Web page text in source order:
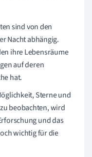
sind von den
Nacht abhängig.
ihre Lebensräume
auf deren
hat.
Sterne und
beobachten, wird
und das
wichtig für die